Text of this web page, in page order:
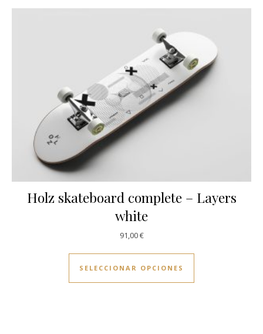
Holz skateboard complete – Layers
white
91,00€
SELECCIONAR OPCIONES
Este producto